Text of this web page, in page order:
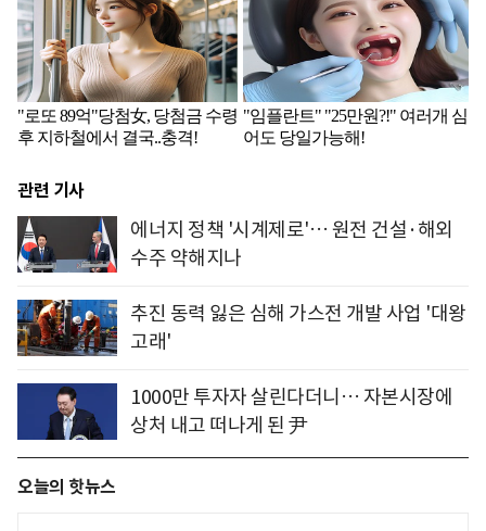
관련 기사
에너지 정책 '시계제로'… 원전 건설·해외
수주 약해지나
추진 동력 잃은 심해 가스전 개발 사업 '대왕
고래'
1000만 투자자 살린다더니… 자본시장에
상처 내고 떠나게 된 尹
오늘의 핫뉴스